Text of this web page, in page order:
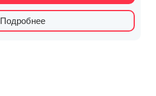
Подробнее